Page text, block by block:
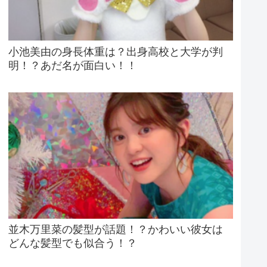
小池美由の身長体重は？出身高校と大学が判
明！？あだ名が面白い！！
並木万里菜の髪型が話題！？かわいい彼女は
どんな髪型でも似合う！？